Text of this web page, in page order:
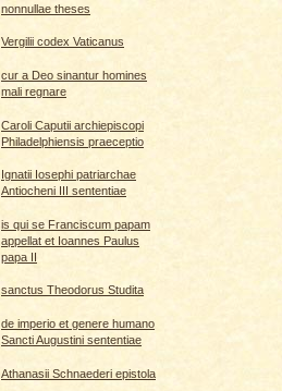
nonnullae theses
Vergilii codex Vaticanus
cur a Deo sinantur homines
mali regnare
Caroli Caputii archiepiscopi
Philadelphiensis praeceptio
Ignatii Iosephi patriarchae
Antiocheni III sententiae
is qui se Franciscum papam
appellat et Ioannes Paulus
papa II
sanctus Theodorus Studita
de imperio et genere humano
Sancti Augustini sententiae
Athanasii Schnaederi epistola